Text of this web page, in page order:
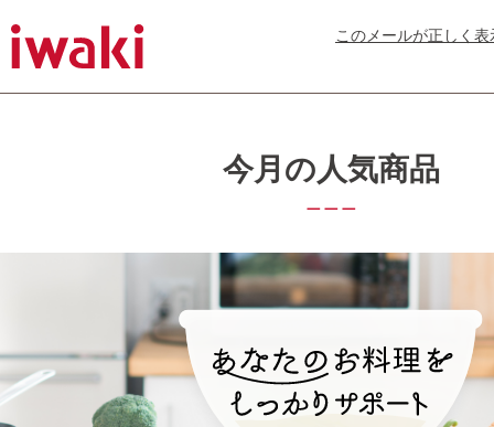
このメールが正しく
今月の人気商品